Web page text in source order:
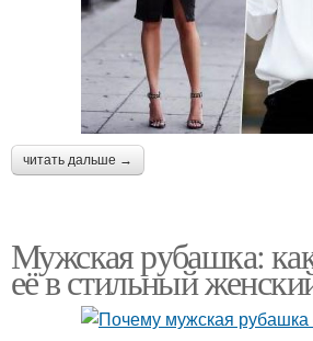
читать дальше →
Мужская рубашка:
её в стильный